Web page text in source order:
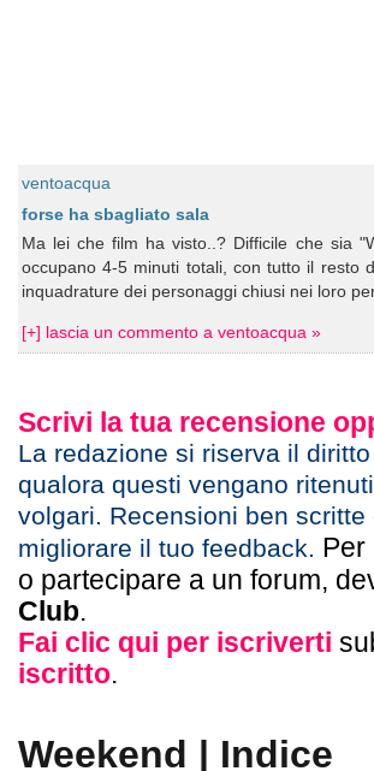
ventoacqua
forse ha sbagliato sala
Ma lei che film ha visto..? Difficile che sia
occupano 4-5 minuti totali, con tutto il resto
inquadrature dei personaggi chiusi nei loro
[+] lascia un commento a ventoacqua »
Scrivi la tua recensione
La redazione si riserva il
qualora questi vengano
volgari. Recensioni ben
migliorare il tuo feedback. Per
o partecipare a un forum,
Club.
Fai clic qui per iscriverti
iscritto.
Weekend | Indice